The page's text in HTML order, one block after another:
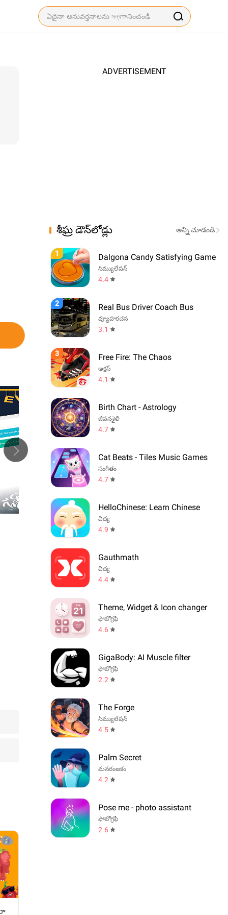
ADVERTISEMENT
శీఘ్ర డౌన్‌లోడ్లు అన్ని చూడండి
1 Dalgona Candy Satisfying Game
సిమ్యులేషన్
4.4
2 Real Bus Driver Coach Bus
వ్యూహరచన
3.1
3 Free Fire: The Chaos
ఆక్షన్
4.1
Birth Chart - Astrology
జీవనశైలి
4.7
Cat Beats - Tiles Music Games
సంగీతం
4.7
HelloChinese: Learn Chinese
విద్య
4.9
Gauthmath
విద్య
4.4
Theme, Widget & Icon changer
ఫోటోగ్రఫీ
4.6
GigaBody: AI Muscle filter
ఫోటోగ్రఫీ
2.2
The Forge
సిమ్యులేషన్
4.5
Palm Secret
మనరంజకం
4.2
Pose me - photo assistant
ఫోటోగ్రఫీ
2.6